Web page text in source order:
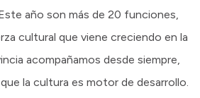
año son más de 20 funciones,
cultural que viene creciendo en la
acompañamos desde siempre,
la cultura es motor de desarrollo.